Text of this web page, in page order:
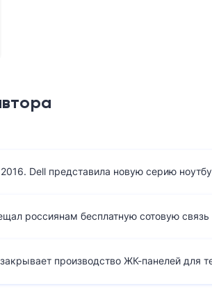
Dell представила новую серию
россиянам бесплатную сотовую связь
производство ЖК-панелей для